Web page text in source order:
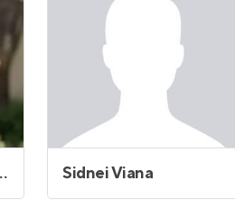
Santos Sidnei Viana